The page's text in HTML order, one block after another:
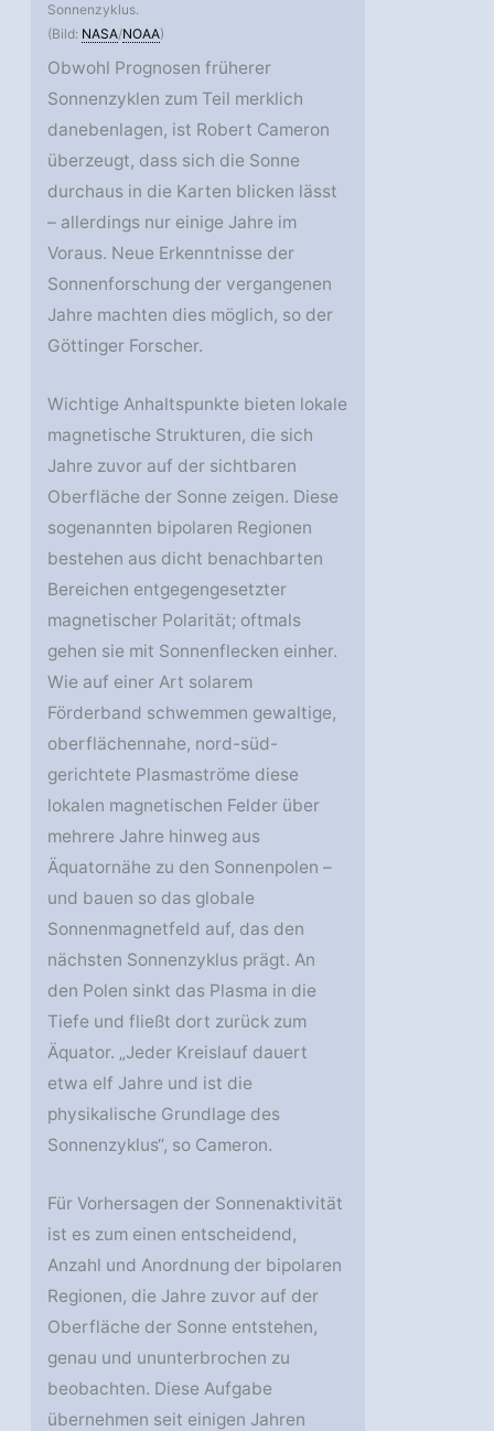
Sonnenzyklus.
(Bild: NASA/NOAA)
Obwohl Prognosen früherer
Sonnenzyklen zum Teil merklich
danebenlagen, ist Robert Cameron
überzeugt, dass sich die Sonne
durchaus in die Karten blicken lässt
– allerdings nur einige Jahre im
Voraus. Neue Erkenntnisse der
Sonnenforschung der vergangenen
Jahre machten dies möglich, so der
Göttinger Forscher.
Wichtige Anhaltspunkte bieten lokale
magnetische Strukturen, die sich
Jahre zuvor auf der sichtbaren
Oberfläche der Sonne zeigen. Diese
sogenannten bipolaren Regionen
bestehen aus dicht benachbarten
Bereichen entgegengesetzter
magnetischer Polarität; oftmals
gehen sie mit Sonnenflecken einher.
Wie auf einer Art solarem
Förderband schwemmen gewaltige,
oberflächennahe, nord-süd-
gerichtete Plasmaströme diese
lokalen magnetischen Felder über
mehrere Jahre hinweg aus
Äquatornähe zu den Sonnenpolen –
und bauen so das globale
Sonnenmagnetfeld auf, das den
nächsten Sonnenzyklus prägt. An
den Polen sinkt das Plasma in die
Tiefe und fließt dort zurück zum
Äquator. „Jeder Kreislauf dauert
etwa elf Jahre und ist die
physikalische Grundlage des
Sonnenzyklus“, so Cameron.
Für Vorhersagen der Sonnenaktivität
ist es zum einen entscheidend,
Anzahl und Anordnung der bipolaren
Regionen, die Jahre zuvor auf der
Oberfläche der Sonne entstehen,
genau und ununterbrochen zu
beobachten. Diese Aufgabe
übernehmen seit einigen Jahren